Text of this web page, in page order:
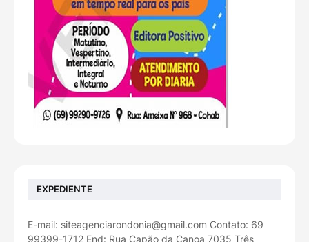
EXPEDIENTE
E-mail: siteagenciarondonia@gmail.com Contato: 69
99399-1712 End: Rua Capão da Canoa 7035 Três